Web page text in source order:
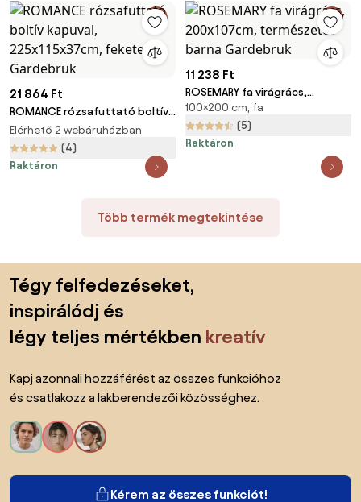
21 864 Ft
ROMANCE rózsafuttató boltív
kapuval, 225x115x37cm, fekete
Gardebruk
Elérhető 2 webáruházban
(4)
Raktáron
11 238 Ft
ROSEMARY fa virágrács,
200x107cm, természetes
barna Gardebruk
100×200 cm, fa
(5)
Raktáron
Több termék megtekintése
Tégy felfedezéseket,
inspirálódj és
légy teljes mértékben kreatív
Kapj azonnali hozzáférést az összes funkcióhoz
és csatlakozz a lakberendezői közösséghez.
Kérem az összes funkciót!